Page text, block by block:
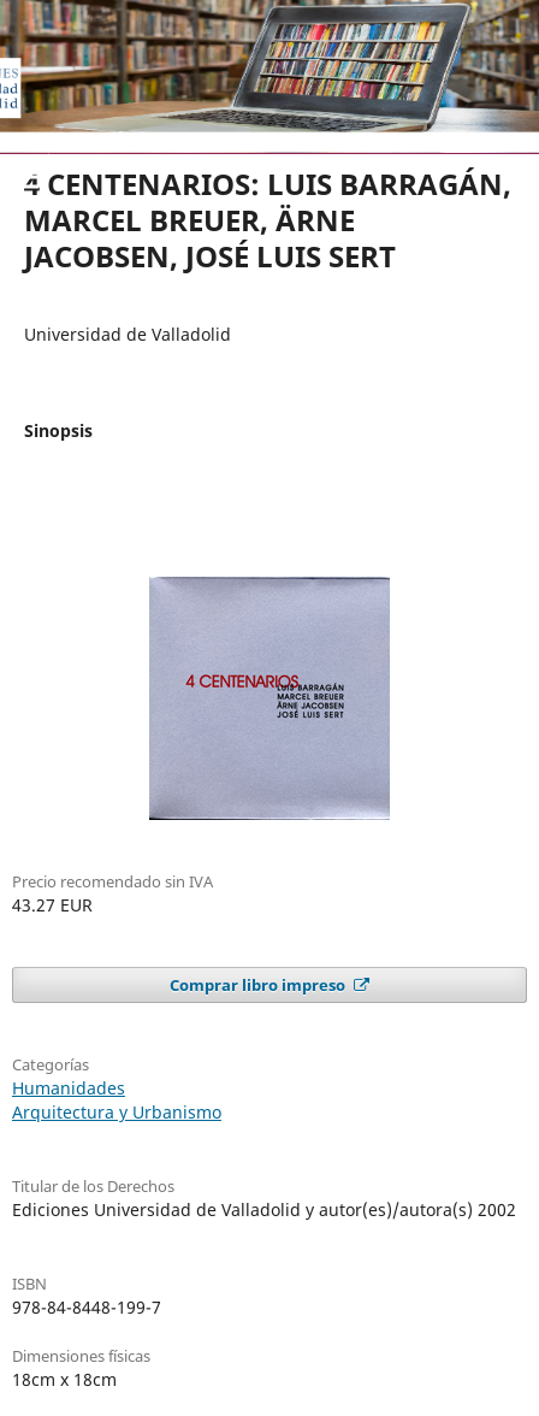
EDICIONES UNIVERSIDAD DE
4 CENTENARIOS: LUIS BARRAGÁN,
MARCEL BREUER, ÄRNE
JACOBSEN, JOSÉ LUIS SERT
Universidad de Valladolid
Sinopsis
Precio recomendado sin IVA
43.27 EUR
Comprar libro impreso
Categorías
Humanidades
Arquitectura y Urbanismo
Titular de los Derechos
Ediciones Universidad de Valladolid y autor(es)/autora(s) 2002
ISBN
978-84-8448-199-7
Dimensiones físicas
18cm x 18cm